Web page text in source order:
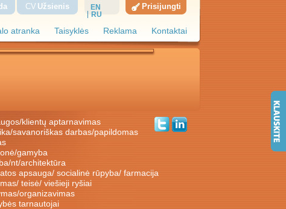
atranka Taisyklės Reklama Kontaktai
CV Užsienis
EN
RU
Prisijungti
klientų aptarnavimas
gamyba
nt/architektūra
apsauga/ socialinė rūpyba/ farmacija
teisė/ viešieji ryšiai
organizavimas
tarnautojai